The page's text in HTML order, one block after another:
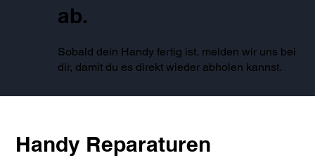
ab.
Sobald dein Handy fertig ist, melden wir uns bei
dir, damit du es direkt wieder abholen kannst.
Handy Reparaturen